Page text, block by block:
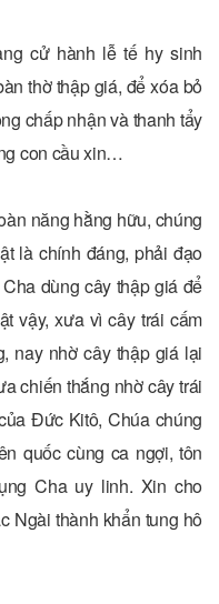
cử hành lễ tế hy sinh
thờ thập giá, để xóa bỏ
chấp nhận và thanh tẩy
con cầu xin…
năng hằng hữu, chúng
là chính đáng, phải đạo
dùng cây thập giá để
vậy, xưa vì cây trái cấm
nay nhờ cây thập giá lại
chiến thắng nhờ cây trái
Ðức Kitô, Chúa chúng
quốc cùng ca ngợi, tôn
Cha uy linh. Xin cho
Ngài thành khẩn tung hô